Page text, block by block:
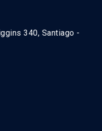
340, Santiago -